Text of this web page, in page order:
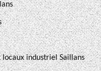
industriel Saillans